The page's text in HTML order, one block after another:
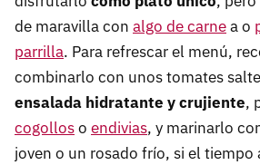
de maravilla con algo de carnea o
parrilla. Para refrescar el menú,
combinarlo con unos tomates
ensalada hidratante y crujiente,
cogolloso endivias, y marinarlo
joven o un rosado frío, si el tiempo